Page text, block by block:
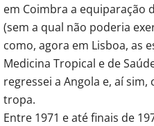
em Coimbra a equiparação
(sem a qual não poderia
como, agora em Lisboa, as
Medicina Tropical e de
regressei a Angola e, aí
tropa.
Entre 1971 e até finais de